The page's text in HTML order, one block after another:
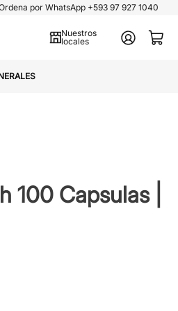
por WhatsApp +593 97 927 1040
Nuestros
locales
100 Capsulas |